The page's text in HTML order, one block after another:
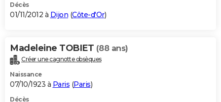
Décès
01/11/2012 à Dijon (Côte-d'Or)
Madeleine TOBIET (88 ans)
Créer une cagnotte obsèques
Naissance
07/10/1923 à Paris (Paris)
Décès